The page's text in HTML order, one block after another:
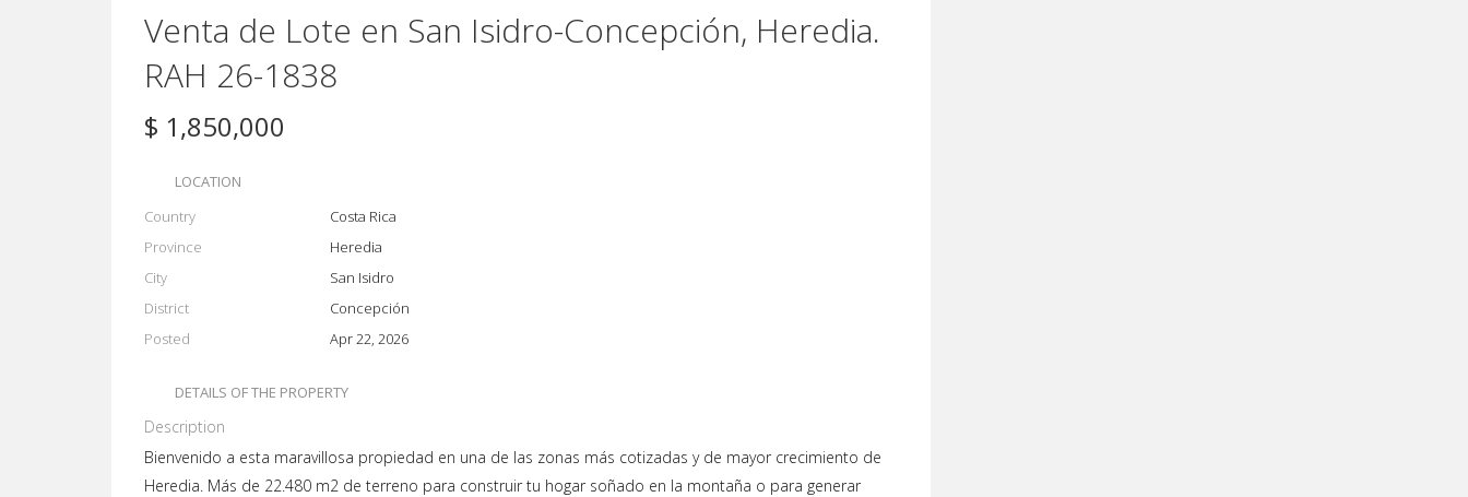
Venta de Lote en San Isidro-Concepción, Heredia.
RAH 26-1838
$ 1,850,000
LOCATION
Country
Costa Rica
Province
Heredia
City
San Isidro
District
Concepción
Posted
Apr 22, 2026
DETAILS OF THE PROPERTY
Description
Bienvenido a esta maravillosa propiedad en una de las zonas más cotizadas y de mayor crecimiento de
Heredia. Más de 22.480 m2 de terreno para construir tu hogar soñado en la montaña o para generar